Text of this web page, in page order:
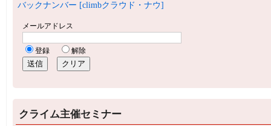
バックナンバー [climbクラウド・ナウ]
クライム主催セミナー